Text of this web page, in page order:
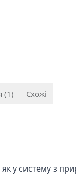
(1) Схожі
у систему з